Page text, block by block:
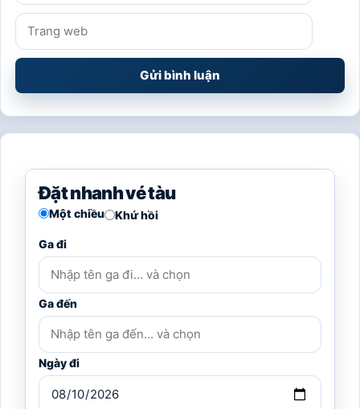
Vé tàu Hải Dương Hải Phòng đang chờ bạn, đặt vé
sớm qua tổng đài 1900 636 212 giúp mỗi chuyến đi
trở nên suôn sẻ và thú vị hơn!
Viết một bình luận
luận